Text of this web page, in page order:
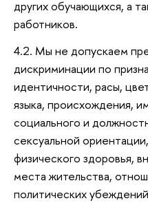
других обучающихся, а
работников.
4.2. Мы не допускаем
дискриминации по
идентичности, расы,
языка, происхождения,
социального и
сексуальной
физического здоровья,
места жительства,
политических